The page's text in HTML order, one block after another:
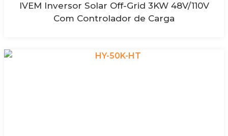
IVEM Inversor Solar Off-Grid 3KW 48V/110V
Com Controlador de Carga